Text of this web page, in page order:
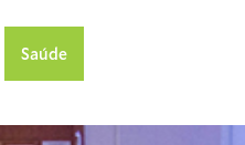
Saúde